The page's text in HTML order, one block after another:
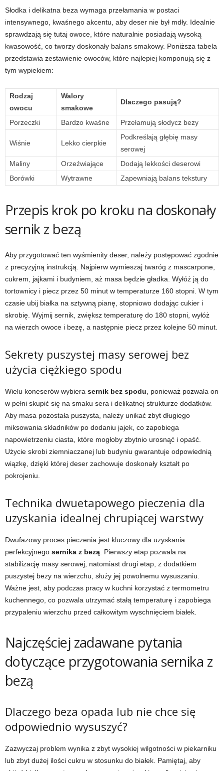
Słodka i delikatna beza wymaga przełamania w postaci
intensywnego, kwaśnego akcentu, aby deser nie był mdły. Idealnie
sprawdzają się tutaj owoce, które naturalnie posiadają wysoką
kwasowość, co tworzy doskonały balans smakowy. Poniższa tabela
przedstawia zestawienie owoców, które najlepiej komponują się z
tym wypiekiem:
Rodzaj
owocu
Walory
smakowe
Dlaczego pasują?
Porzeczki Bardzo kwaśne Przełamują słodycz bezy
Wiśnie Lekko cierpkie
Podkreślają głębię masy
serowej
Maliny
Orzeźwiające
Dodają lekkości deserowi
Borówki
Wytrawne Zapewniają balans tekstury
Przepis krok po kroku na doskonały
sernik z bezą
Aby przygotować ten wyśmienity deser, należy postępować zgodnie
z precyzyjną instrukcją. Najpierw wymieszaj twaróg z mascarpone,
cukrem, jajkami i budyniem, aż masa będzie gładka. Wyłóż ją do
tortownicy i piecz przez 50 minut w temperaturze 160 stopni. W tym
czasie ubij białka na sztywną pianę, stopniowo dodając cukier i
skrobię. Wyjmij sernik, zwiększ temperaturę do 180 stopni, wyłóż
na wierzch owoce i bezę, a następnie piecz przez kolejne 50 minut.
Sekrety puszystej masy serowej bez
użycia ciężkiego spodu
Wielu koneserów wybiera sernik bez spodu , ponieważ pozwala on
w pełni skupić się na smaku sera i delikatnej strukturze dodatków.
Aby masa pozostała puszysta, należy unikać zbyt długiego
miksowania składników po dodaniu jajek, co zapobiega
napowietrzeniu ciasta, które mogłoby zbytnio urosnąć i opaść.
Użycie skrobi ziemniaczanej lub budyniu gwarantuje odpowiednią
wiązkę, dzięki której deser zachowuje doskonały kształt po
pokrojeniu.
Technika dwuetapowego pieczenia dla
uzyskania idealnej chrupiącej warstwy
Dwufazowy proces pieczenia jest kluczowy dla uzyskania
perfekcyjnego sernika z bezą . Pierwszy etap pozwala na
stabilizację masy serowej, natomiast drugi etap, z dodatkiem
puszystej bezy na wierzchu, służy jej powolnemu wysuszaniu.
Ważne jest, aby podczas pracy w kuchni korzystać z termometru
kuchennego, co pozwala utrzymać stałą temperaturę i zapobiega
przypaleniu wierzchu przed całkowitym wyschnięciem białek.
Najczęściej zadawane pytania
dotyczące przygotowania sernika z
bezą
Dlaczego beza opada lub nie chce się
odpowiednio wysuszyć?
Zazwyczaj problem wynika z zbyt wysokiej wilgotności w piekarniku
lub zbyt dużej ilości cukru w stosunku do białek. Pamiętaj, aby